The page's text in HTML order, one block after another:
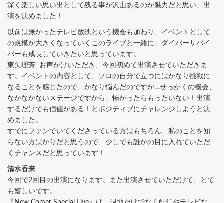
深く楽しい思い出として残る事が沢山あるのが魅力だと思い、出
演を決めました！
以前は無かったテレビ放映という機会も加わり、イベントとして
の規模が大きくなっていくこのライブと一緒に、ダイバーサバイ
バーも成長していきたいと思っています。
東矢理芳 お声がけいただき、今回初めて出演させていただきま
す。イベントの内容として、ソロの自分で立つにはかなり挑戦に
なることを感じたので、かなり悩んだのですが…せっかくの機会、
なかなかないステージですから、怖がったらもったいない！出演
するだけでも価値がある！とポジティブにチャレンジしようと決
めました。
すでにファンでいてくださっている方はもちろん、私のことを知
らない方ばかりだと思うので、少しでも誰かの目に入れていただ
くチャンスだと思っています！
清水香来
今回で2回目の出演になります。また出演させていただけて、とて
も嬉しいです。